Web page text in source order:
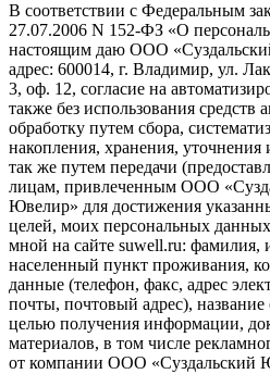
В соответствии с Федеральным
27.07.2006 N 152-ФЗ «О
настоящим даю ООО
адрес: 600014, г. Владимир, ул.
3, оф. 12, согласие на
также без использования средств
обработку путем сбора,
накопления, хранения, уточнения
так же путем передачи
лицам, привлеченным ООО
Ювелир» для достижения
целей, моих персональных
мной на сайте suwell.ru: фамилия,
населенный пункт проживания,
данные (телефон, факс, адрес
почты, почтовый адрес), название
целью получения информации,
материалов, в том числе
от компании ООО «Суздальский